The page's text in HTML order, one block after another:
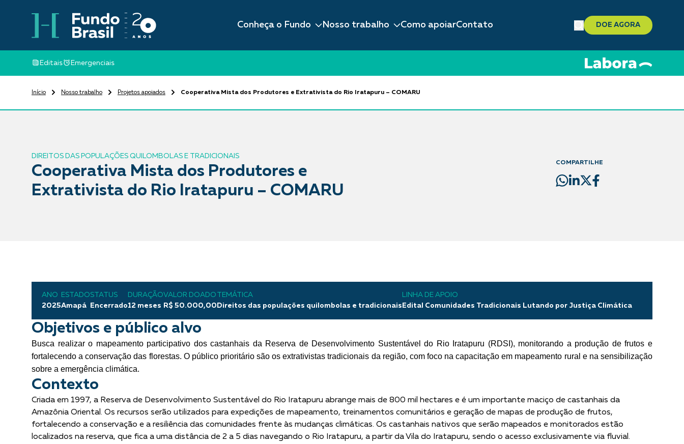
Conheça o Fundo Nosso trabalho Como apoiarContato DOE AGORA
Editais Emergenciais
Início Nosso trabalho Projetos apoiados Cooperativa Mista dos Produtores e Extrativista do Rio Iratapuru – COMARU
DIREITOS DAS POPULAÇÕES QUILOMBOLAS E TRADICIONAIS
Cooperativa Mista dos Produtores e
Extrativista do Rio Iratapuru – COMARU
COMPARTILHE
ANO
2025
ESTADO
Amapá
STATUS
Encerrado
DURAÇÃO
12 meses
VALOR DOADO
R$ 50.000,00
TEMÁTICA
Direitos das populações quilombolas e tradicionais
LINHA DE APOIO
Edital Comunidades Tradicionais Lutando por Justiça Climática
Objetivos e público alvo
Busca realizar o mapeamento participativo dos castanhais da Reserva de Desenvolvimento Sustentável do Rio Iratapuru (RDSI), monitorando a produção de frutos e
fortalecendo a conservação das florestas. O público prioritário são os extrativistas tradicionais da região, com foco na capacitação em mapeamento rural e na sensibilização
sobre a emergência climática.
Contexto
Criada em 1997, a Reserva de Desenvolvimento Sustentável do Rio Iratapuru abrange mais de 800 mil hectares e é um importante maciço de castanhais da
Amazônia Oriental. Os recursos serão utilizados para expedições de mapeamento, treinamentos comunitários e geração de mapas de produção de frutos,
fortalecendo a conservação e a resiliência das comunidades frente às mudanças climáticas. Os castanhais nativos que serão mapeados e monitorados estão
localizados na reserva, que fica a uma distância de 2 a 5 dias navegando o Rio Iratapuru, a partir da Vila do Iratapuru, sendo o acesso exclusivamente via fluvial.